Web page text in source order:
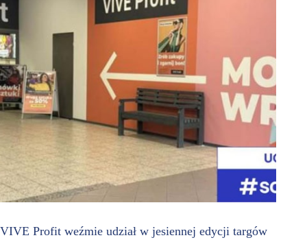
VIVE Profit weźmie udział w jesiennej edycji targów